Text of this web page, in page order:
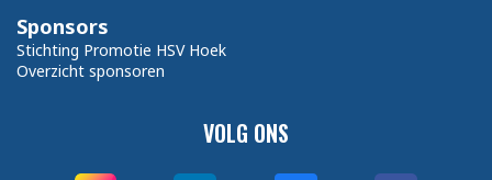
VOLG ONS
Sponsors
Stichting Promotie HSV Hoek
Overzicht sponsoren